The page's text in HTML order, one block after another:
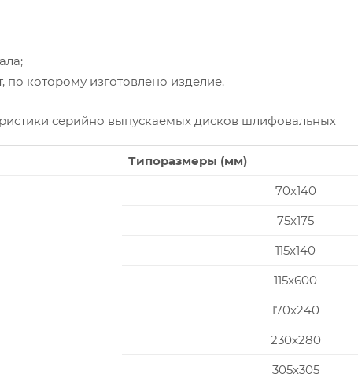
которому изготовлено изделие.
серийно выпускаемых дисков шлифовальных
Типоразмеры (мм)
70x140
75x175
115x140
115x600
170x240
230x280
305x305